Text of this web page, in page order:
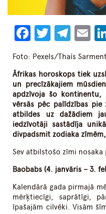
Facebook
Twitter
Foto: Pexels/Thaís
Āfrikas horoskops tiek
un precīzākajiem
apdzīvoja šo
vērsās pēc palīdzības pie
atbildes uz dažādiem
iedzīvotāji sastādīja
divpadsmit zodiaka
Sev atbilstošo zīmi
Baobabs (4. janvāris – 3.
Kalendārā gada pirmajā
mērķtiecīgi, saprātīgi,
īpašajām cilvēki. Visām